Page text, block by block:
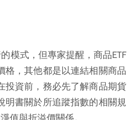
模式，但專家提醒，商品ETF
格，其他都是以連結相關商品
投資前，務必先了解商品期貨
明書關於所追蹤指數的相關規